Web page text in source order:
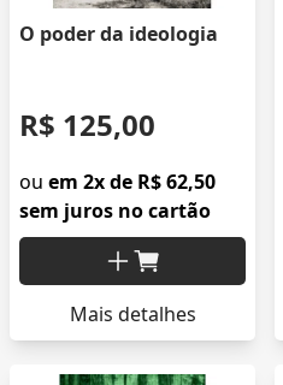
O poder da ideologia
R$ 125,00
ou em 2x de R$ 62,50
sem juros no cartão
Mais detalhes